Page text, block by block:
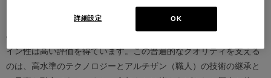
ト・カッシーナによってカッシーナ社が設立されると、5０年代には
モダンファーニチャーの分野へと転身、その後多くの製品が世界中
の最も重要な美術館にコレクションされるなど、その完成度とデザ
イン性は高い評価を得ています。この普遍的なクオリティを支える
のは、高水準のテクノロジーとアルチザン（職人）の技術の継承と
OK
詳細設定